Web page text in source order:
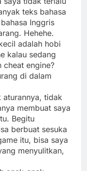
teks bahasa
Inggris
Hehehe.
adalah hobi
kalau sedang
cheat engine?
di dalam
aturannya, tidak
membuat saya
Begitu
berbuat sesuka
itu, bisa saya
menyulitkan,